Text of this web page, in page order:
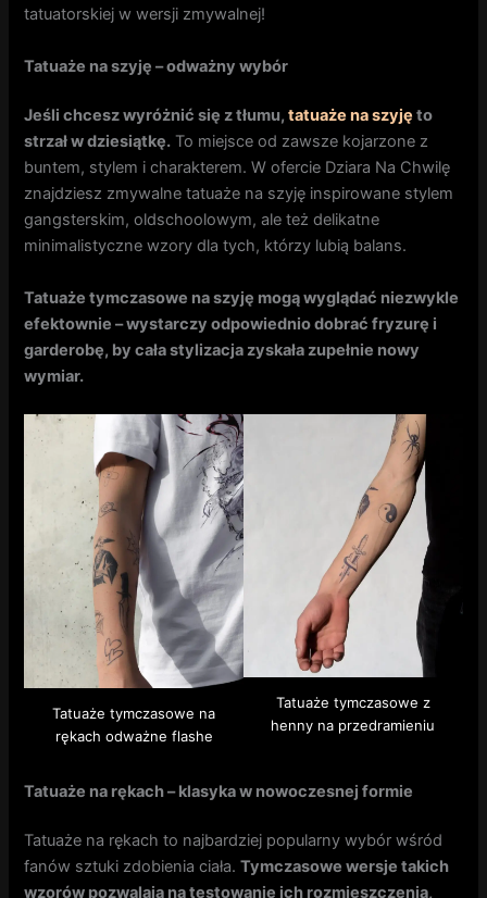
tatuatorskiej w wersji zmywalnej!
Tatuaże na szyję – odważny wybór
Jeśli chcesz wyróżnić się z tłumu,tatuaże na szyję to
strzał w dziesiątkę. To miejsce od zawsze kojarzone z
buntem, stylem i charakterem. W ofercie Dziara Na Chwilę
znajdziesz zmywalne tatuaże na szyję inspirowane stylem
gangsterskim, oldschoolowym, ale też delikatne
minimalistyczne wzory dla tych, którzy lubią balans.
Tatuaże tymczasowe na szyję mogą wyglądać niezwykle
efektownie – wystarczy odpowiednio dobrać fryzurę i
garderobę, by cała stylizacja zyskała zupełnie nowy
wymiar.
Tatuaże tymczasowe na
rękach odważne flashe
Tatuaże tymczasowe z
henny na przedramieniu
Tatuaże na rękach – klasyka w nowoczesnej formie
Tatuaże na rękach to najbardziej popularny wybór wśród
fanów sztuki zdobienia ciała.Tymczasowe wersje takich
wzorów pozwalają na testowanie ich rozmieszczenia,